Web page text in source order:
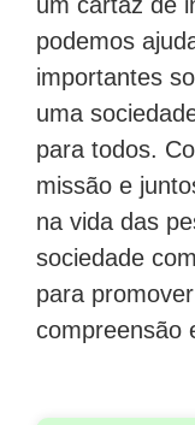
podemos
importantes
uma
para todos.
missão e
na vida das
sociedade
para
compreensão